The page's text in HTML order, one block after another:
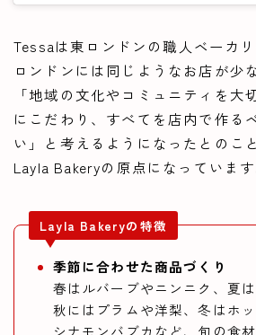
Tessaは東ロンドンの職人ベーカ
ロンドンには同じようなお店が少
「地域の文化やコミュニティを大
にこだわり、すべてを店内で作る
い」と考えるようになったとのこ
Layla Bakeryの原点になっています
Layla Bakeryの特徴
季節に合わせた商品づくり
春はルバーブやニンニク、夏は
秋にはプラムや洋梨、冬はホ